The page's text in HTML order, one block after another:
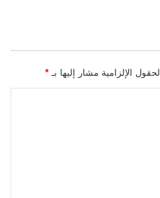
الحقول الإلزامية مشار إليها بـ *